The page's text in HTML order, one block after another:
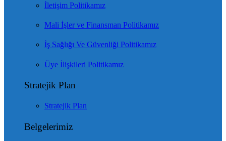
İletişim Politikamız
Mali İşler ve Finansman Politikamız
İş Sağlığı Ve Güvenliği Politikamız
Üye İlişkileri Politikamız
Stratejik Plan
Stratejik Plan
Belgelerimiz